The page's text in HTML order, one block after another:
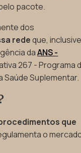
pacote.
dos
redeque,
daANS -
267 - Programa
Saúde Suplementar.
que
o